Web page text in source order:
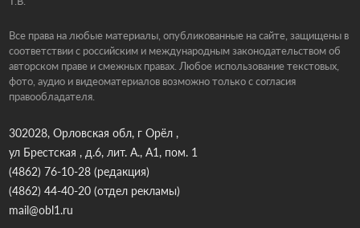
Все права на любые материалы, опубликованные на сайте, защищены в
соответствии с российским и международным законодательством об
авторском праве и смежных правах. Любое использование текстовых,
фото, аудио и видеоматериалов возможно только с согласия
правообладателя.
302028, Орловская обл, г Орёл ,
ул Брестская , д.6, лит. А., А1, пом. 1
(4862) 76-10-28(редакция)
(4862) 44-40-20(отдел рекламы)
mail@obl1.ru